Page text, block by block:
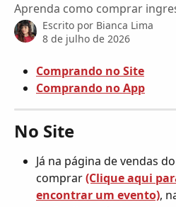
Aprenda como comprar
Escrito por Bianca Lima
8 de julho de 2026
Comprando no Site
Comprando no App
No Site
Já na página de vendas
comprar (Clique aqui
encontrar um evento),